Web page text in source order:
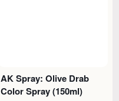
AK Spray: Olive Drab
Color Spray (150ml)